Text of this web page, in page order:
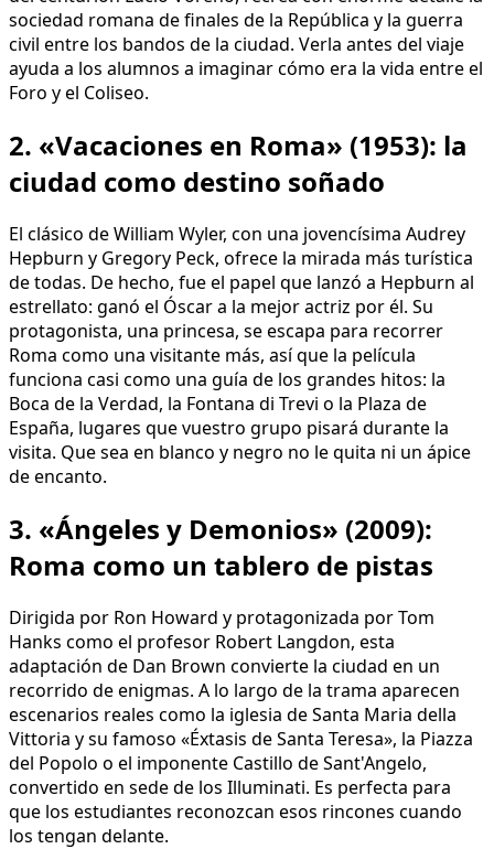
sociedad romana de finales de la República y la guerra
civil entre los bandos de la ciudad. Verla antes del viaje
ayuda a los alumnos a imaginar cómo era la vida entre el
Foro y el Coliseo.
2. «Vacaciones en Roma» (1953): la
ciudad como destino soñado
El clásico de William Wyler, con una jovencísima Audrey
Hepburn y Gregory Peck, ofrece la mirada más turística
de todas. De hecho, fue el papel que lanzó a Hepburn al
estrellato: ganó el Óscar a la mejor actriz por él. Su
protagonista, una princesa, se escapa para recorrer
Roma como una visitante más, así que la película
funciona casi como una guía de los grandes hitos: la
Boca de la Verdad, la Fontana di Trevi o la Plaza de
España, lugares que vuestro grupo pisará durante la
visita. Que sea en blanco y negro no le quita ni un ápice
de encanto.
3. «Ángeles y Demonios» (2009):
Roma como un tablero de pistas
Dirigida por Ron Howard y protagonizada por Tom
Hanks como el profesor Robert Langdon, esta
adaptación de Dan Brown convierte la ciudad en un
recorrido de enigmas. A lo largo de la trama aparecen
escenarios reales como la iglesia de Santa Maria della
Vittoria y su famoso «Éxtasis de Santa Teresa», la Piazza
del Popolo o el imponente Castillo de Sant'Angelo,
convertido en sede de los Illuminati. Es perfecta para
que los estudiantes reconozcan esos rincones cuando
los tengan delante.